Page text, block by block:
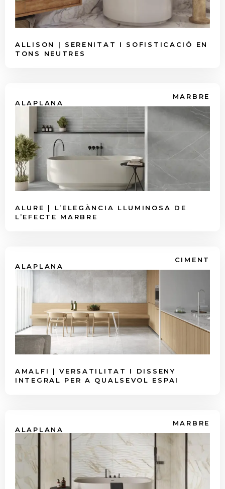
ALLISON | SERENITAT I SOFISTICACIÓ EN
TONS NEUTRES
MARBRE
ALAPLANA
ALURE | L’ELEGÀNCIA LLUMINOSA DE
L’EFECTE MARBRE
CIMENT
ALAPLANA
AMALFI | VERSATILITAT I DISSENY
INTEGRAL PER A QUALSEVOL ESPAI
MARBRE
ALAPLANA